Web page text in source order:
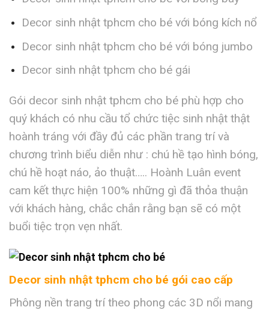
Decor sinh nhật tphcm cho bé với bóng kích nổ
Decor sinh nhật tphcm cho bé với bóng jumbo
Decor sinh nhật tphcm cho bé gái
Gói decor sinh nhật tphcm cho bé phù hợp cho
quý khách có nhu cầu tổ chức tiệc sinh nhật thật
hoành tráng với đầy đủ các phần trang trí và
chương trình biểu diễn như : chú hề tạo hình bóng,
chú hề hoạt náo, ảo thuật….. Hoành Luân event
cam kết thực hiện 100% những gì đã thỏa thuận
với khách hàng, chắc chắn rằng bạn sẽ có một
buổi tiệc trọn vẹn nhất.
Decor sinh nhật tphcm cho bé gói cao cấp
Phông nền trang trí theo phong các 3D nổi mang